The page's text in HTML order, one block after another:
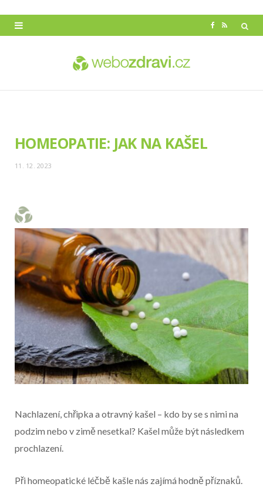
R
HOMEOPATIE: JAK NA KAŠEL
11. 12. 2023
Nachlazení, chřipka a otravný kašel – kdo by se s nimi na
podzim nebo v zimě nesetkal? Kašel může být následkem
prochlazení.
Začátek reklamy
Při homeopatické léčbě kašle nás zajímá hodně příznaků.